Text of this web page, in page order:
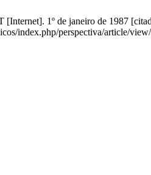
1º de janeiro de 1987
index.php/perspectiva/article/